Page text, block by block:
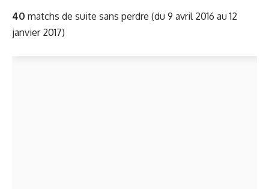
40 matchs de suite sans perdre (du 9 avril 2016 au 12
janvier 2017)